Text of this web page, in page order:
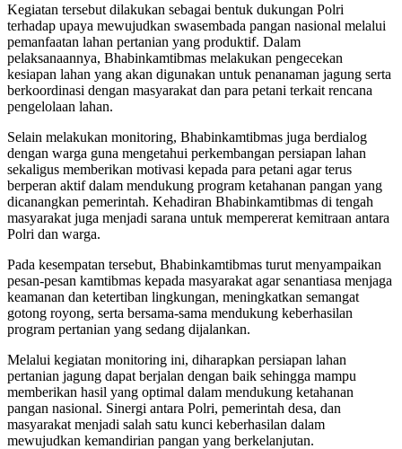
Kegiatan tersebut dilakukan sebagai bentuk dukungan Polri
terhadap upaya mewujudkan swasembada pangan nasional melalui
pemanfaatan lahan pertanian yang produktif. Dalam
pelaksanaannya, Bhabinkamtibmas melakukan pengecekan
kesiapan lahan yang akan digunakan untuk penanaman jagung serta
berkoordinasi dengan masyarakat dan para petani terkait rencana
pengelolaan lahan.
Selain melakukan monitoring, Bhabinkamtibmas juga berdialog
dengan warga guna mengetahui perkembangan persiapan lahan
sekaligus memberikan motivasi kepada para petani agar terus
berperan aktif dalam mendukung program ketahanan pangan yang
dicanangkan pemerintah. Kehadiran Bhabinkamtibmas di tengah
masyarakat juga menjadi sarana untuk mempererat kemitraan antara
Polri dan warga.
Pada kesempatan tersebut, Bhabinkamtibmas turut menyampaikan
pesan-pesan kamtibmas kepada masyarakat agar senantiasa menjaga
keamanan dan ketertiban lingkungan, meningkatkan semangat
gotong royong, serta bersama-sama mendukung keberhasilan
program pertanian yang sedang dijalankan.
Melalui kegiatan monitoring ini, diharapkan persiapan lahan
pertanian jagung dapat berjalan dengan baik sehingga mampu
memberikan hasil yang optimal dalam mendukung ketahanan
pangan nasional. Sinergi antara Polri, pemerintah desa, dan
masyarakat menjadi salah satu kunci keberhasilan dalam
mewujudkan kemandirian pangan yang berkelanjutan.